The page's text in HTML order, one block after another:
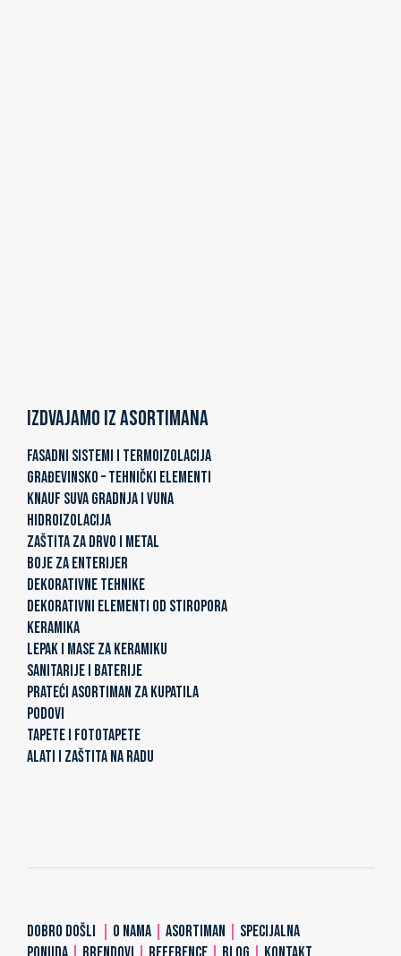
Izdvajamo iz asortimana
FASADNI SISTEMI I TERMOIZOLACIJA
GRAĐEVINSKO – TEHNIČKI ELEMENTI
KNAUF SUVA GRADNJA I VUNA
HIDROIZOLACIJA
ZAŠTITA ZA DRVO I METAL
BOJE ZA ENTERIJER
DEKORATIVNE TEHNIKE
DEKORATIVNI ELEMENTI OD STIROPORA
KERAMIKA
LEPAK I MASE ZA KERAMIKU
SANITARIJE I BATERIJE
PRATEĆI ASORTIMAN ZA KUPATILA
PODOVI
TAPETE I FOTOTAPETE
ALATI I ZAŠTITA NA RADU
DOBRO DOŠLI O NAMA ASORTIMAN
SPECIJALNA